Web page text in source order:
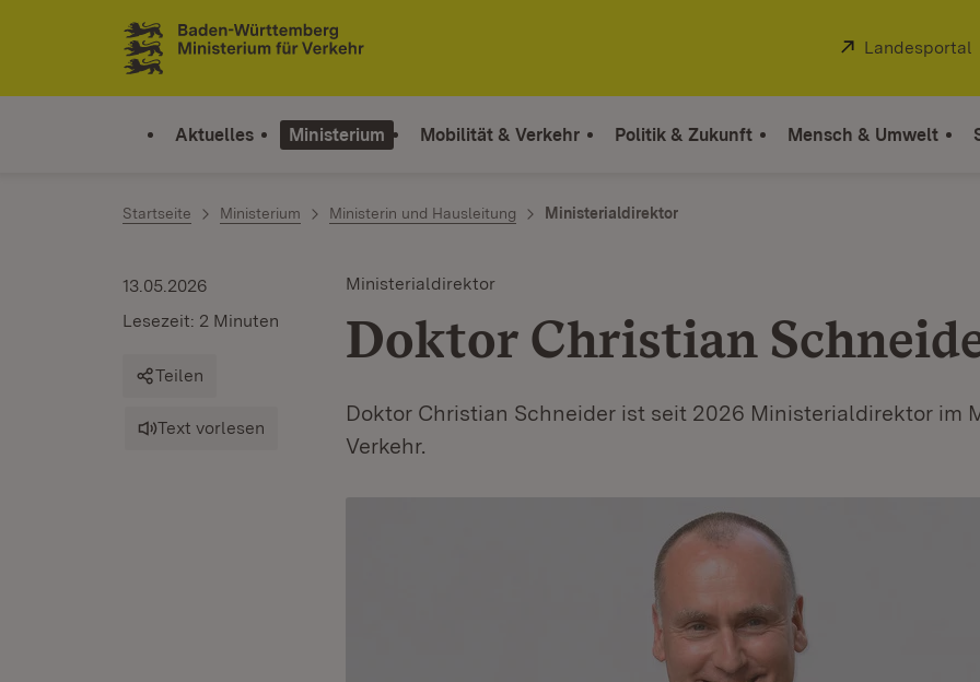
Zum Inhalt springen
Link zur Startseite
Extern:
Landesportal
Aktuelles Ministerium Mobilität & Verkehr Politik & Zukunft Mensch & Umwelt
Startseite Ministerium Ministerin und Hausleitung Ministerialdirektor
Ministerialdirektor
Doktor Christian
Doktor Christian Schneider ist seit 2026 Ministerialdirektor im
Verkehr.
13.05.2026
Lesezeit: 2 Minuten
Teilen
Text vorlesen